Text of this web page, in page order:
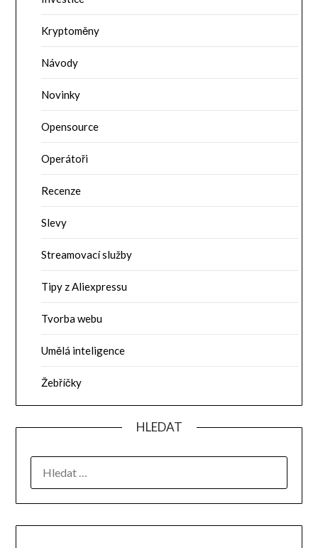
Kryptoměny
Návody
Novinky
Opensource
Operátoři
Recenze
Slevy
Streamovací služby
Tipy z Aliexpressu
Tvorba webu
Umělá inteligence
Žebříčky
HLEDAT